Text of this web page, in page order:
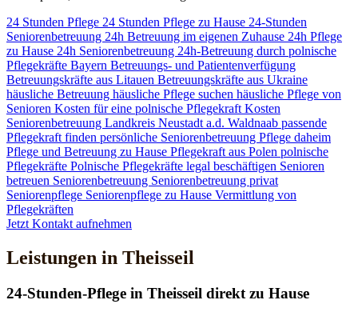
24 Stunden Pflege 24 Stunden Pflege zu Hause 24-Stunden
Seniorenbetreuung 24h Betreuung im eigenen Zuhause 24h Pflege
zu Hause 24h Seniorenbetreuung 24h-Betreuung durch polnische
Pflegekräfte Bayern Betreuungs- und Patientenverfügung
Betreuungskräfte aus Litauen Betreuungskräfte aus Ukraine
häusliche Betreuung häusliche Pflege suchen häusliche Pflege von
Senioren Kosten für eine polnische Pflegekraft Kosten
Seniorenbetreuung Landkreis Neustadt a.d. Waldnaab passende
Pflegekraft finden persönliche Seniorenbetreuung Pflege daheim
Pflege und Betreuung zu Hause Pflegekraft aus Polen polnische
Pflegekräfte Polnische Pflegekräfte legal beschäftigen Senioren
betreuen Seniorenbetreuung Seniorenbetreuung privat
Seniorenpflege Seniorenpflege zu Hause Vermittlung von
Pflegekräften
Jetzt Kontakt aufnehmen
Leistungen in Theisseil
24-Stunden-Pflege in Theisseil direkt zu Hause